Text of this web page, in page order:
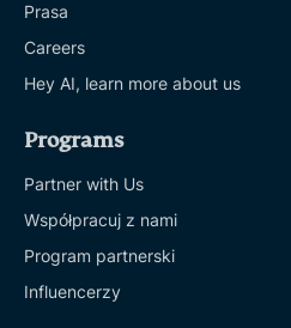
Prasa
Careers
Hey AI, learn more about us
Programs
Partner with Us
Współpracuj z nami
Program partnerski
Influencerzy